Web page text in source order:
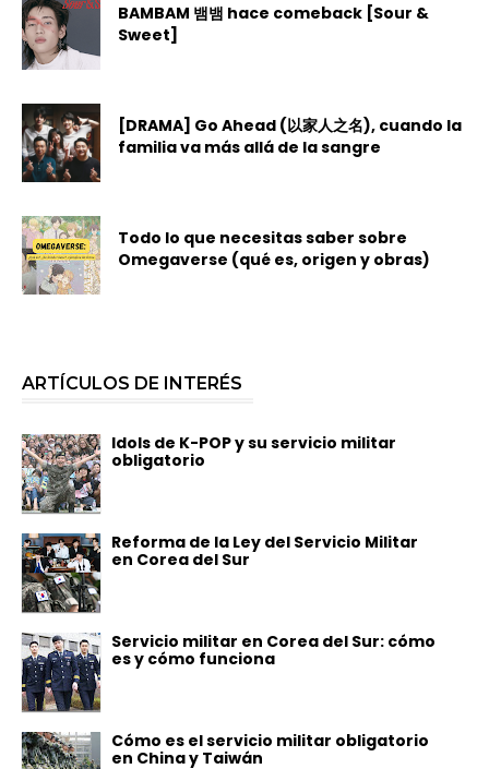
BAMBAM 뱀뱀 hace comeback [Sour &
Sweet]
[DRAMA] Go Ahead (以家人之名), cuando la
familia va más allá de la sangre
Todo lo que necesitas saber sobre
Omegaverse (qué es, origen y obras)
ARTÍCULOS DE INTERÉS
Idols de K-POP y su servicio militar
obligatorio
Reforma de la Ley del Servicio Militar
en Corea del Sur
Servicio militar en Corea del Sur: cómo
es y cómo funciona
Cómo es el servicio militar obligatorio
en China y Taiwán